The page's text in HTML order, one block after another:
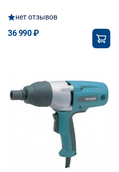
нет отзывов
36 990 ₽